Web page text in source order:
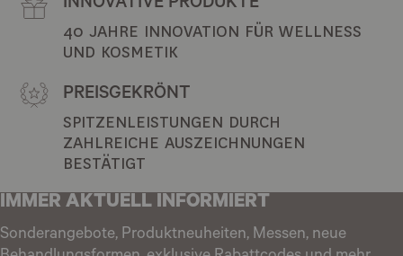
INNOVATIVE PRODUKTE
40 JAHRE INNOVATION FÜR WELLNESS
UND KOSMETIK
PREISGEKRÖNT
SPITZENLEISTUNGEN DURCH
ZAHLREICHE AUSZEICHNUNGEN
BESTÄTIGT
IMMER AKTUELL INFORMIERT
Sonderangebote, Produktneuheiten, Messen, neue